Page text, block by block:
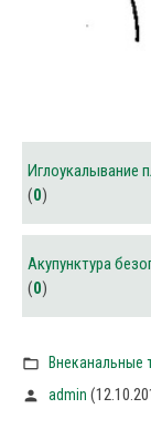
Иглоукалывание
(0)
Акупунктура
(0)
Внеканальные
admin